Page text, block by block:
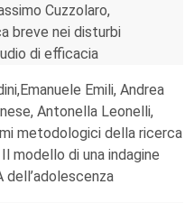
Cuzzolaro,
breve nei disturbi
di efficacia
Emili, Andrea
Antonella Leonelli,
metodologici della ricerca
modello di una indagine
dell’adolescenza